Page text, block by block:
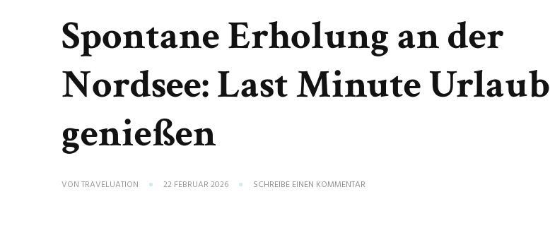
Spontane Erholung an der
Nordsee: Last Minute Urlaub
genießen
VON TRAVELUATION 22 FEBRUAR 2026 SCHREIBE EINEN KOMMENTAR